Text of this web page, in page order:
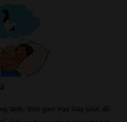
lành, thời gian này hãy luôn đề